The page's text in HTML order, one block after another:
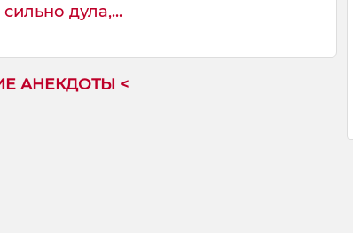
дула,...
АНЕКДОТЫ <